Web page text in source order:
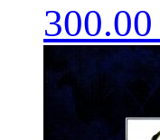
300.00